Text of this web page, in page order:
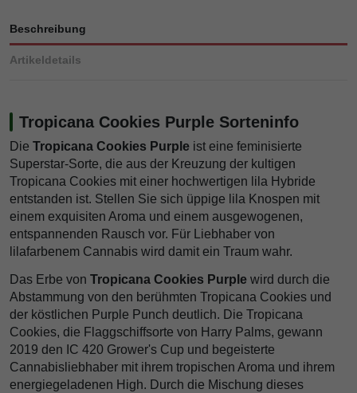
Beschreibung
Artikeldetails
Tropicana Cookies Purple Sorteninfo
Die Tropicana Cookies Purple ist eine feminisierte
Superstar-Sorte, die aus der Kreuzung der kultigen
Tropicana Cookies mit einer hochwertigen lila Hybride
entstanden ist. Stellen Sie sich üppige lila Knospen mit
einem exquisiten Aroma und einem ausgewogenen,
entspannenden Rausch vor. Für Liebhaber von
lilafarbenem Cannabis wird damit ein Traum wahr.
Das Erbe von Tropicana Cookies Purple wird durch die
Abstammung von den berühmten Tropicana Cookies und
der köstlichen Purple Punch deutlich. Die Tropicana
Cookies, die Flaggschiffsorte von Harry Palms, gewann
2019 den IC 420 Grower's Cup und begeisterte
Cannabisliebhaber mit ihrem tropischen Aroma und ihrem
energiegeladenen High. Durch die Mischung dieses